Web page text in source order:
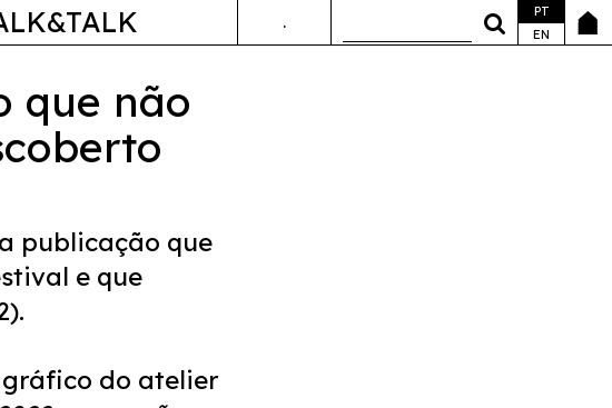
ANDA&FALA
.
PT
EN
que não
publicação que
e que
gráfico do atelier